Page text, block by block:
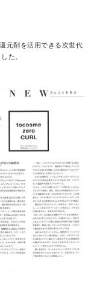
元剤を活用できる次世代
た。